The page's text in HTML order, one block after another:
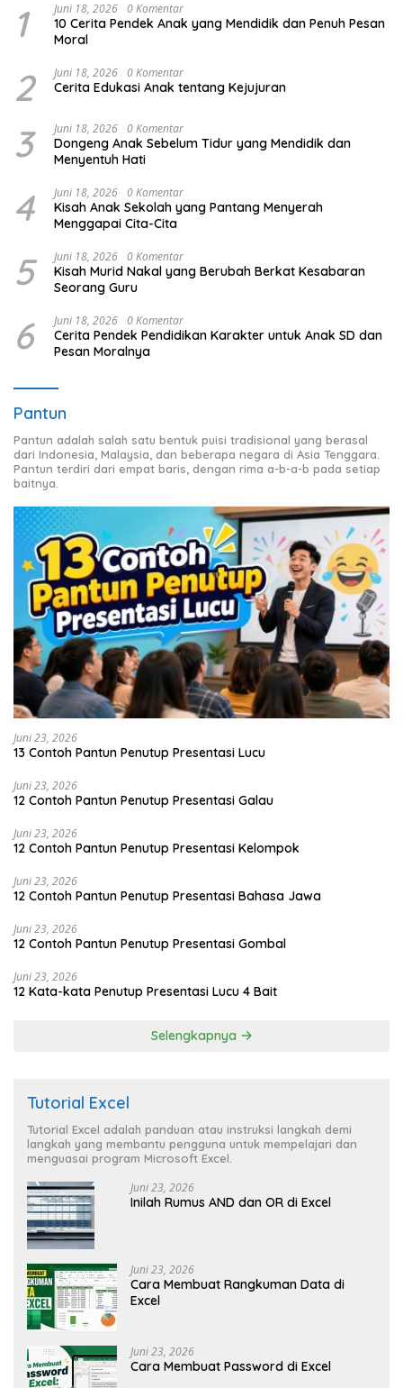
1 Juni 18, 2026 0 Komentar
10 Cerita Pendek Anak yang Mendidik dan Penuh Pesan
Moral
2 Juni 18, 2026 0 Komentar
Cerita Edukasi Anak tentang Kejujuran
3 Juni 18, 2026 0 Komentar
Dongeng Anak Sebelum Tidur yang Mendidik dan
Menyentuh Hati
4 Juni 18, 2026 0 Komentar
Kisah Anak Sekolah yang Pantang Menyerah
Menggapai Cita-Cita
5 Juni 18, 2026 0 Komentar
Kisah Murid Nakal yang Berubah Berkat Kesabaran
Seorang Guru
6 Juni 18, 2026 0 Komentar
Cerita Pendek Pendidikan Karakter untuk Anak SD dan
Pesan Moralnya
Pantun
Pantun adalah salah satu bentuk puisi tradisional yang berasal
dari Indonesia, Malaysia, dan beberapa negara di Asia Tenggara.
Pantun terdiri dari empat baris, dengan rima a-b-a-b pada setiap
baitnya.
Juni 23, 2026
13 Contoh Pantun Penutup Presentasi Lucu
Juni 23, 2026
12 Contoh Pantun Penutup Presentasi Galau
Juni 23, 2026
12 Contoh Pantun Penutup Presentasi Kelompok
Juni 23, 2026
12 Contoh Pantun Penutup Presentasi Bahasa Jawa
Juni 23, 2026
12 Contoh Pantun Penutup Presentasi Gombal
Juni 23, 2026
12 Kata-kata Penutup Presentasi Lucu 4 Bait
Selengkapnya
Tutorial Excel
Tutorial Excel adalah panduan atau instruksi langkah demi
langkah yang membantu pengguna untuk mempelajari dan
menguasai program Microsoft Excel.
Juni 23, 2026
Inilah Rumus AND dan OR di Excel
Juni 23, 2026
Cara Membuat Rangkuman Data di
Excel
Juni 23, 2026
Cara Membuat Password di Excel